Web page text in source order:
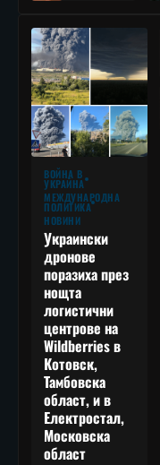
ВОЙНА В
УКРАЙНА
МЕЖДУНАРОДНА
ПОЛИТИКА
НОВИНИ
Украински
дронове
поразиха през
нощта
логистични
центрове на
Wildberries в
Котовск,
Тамбовска
област, и в
Електростал,
Московска
област